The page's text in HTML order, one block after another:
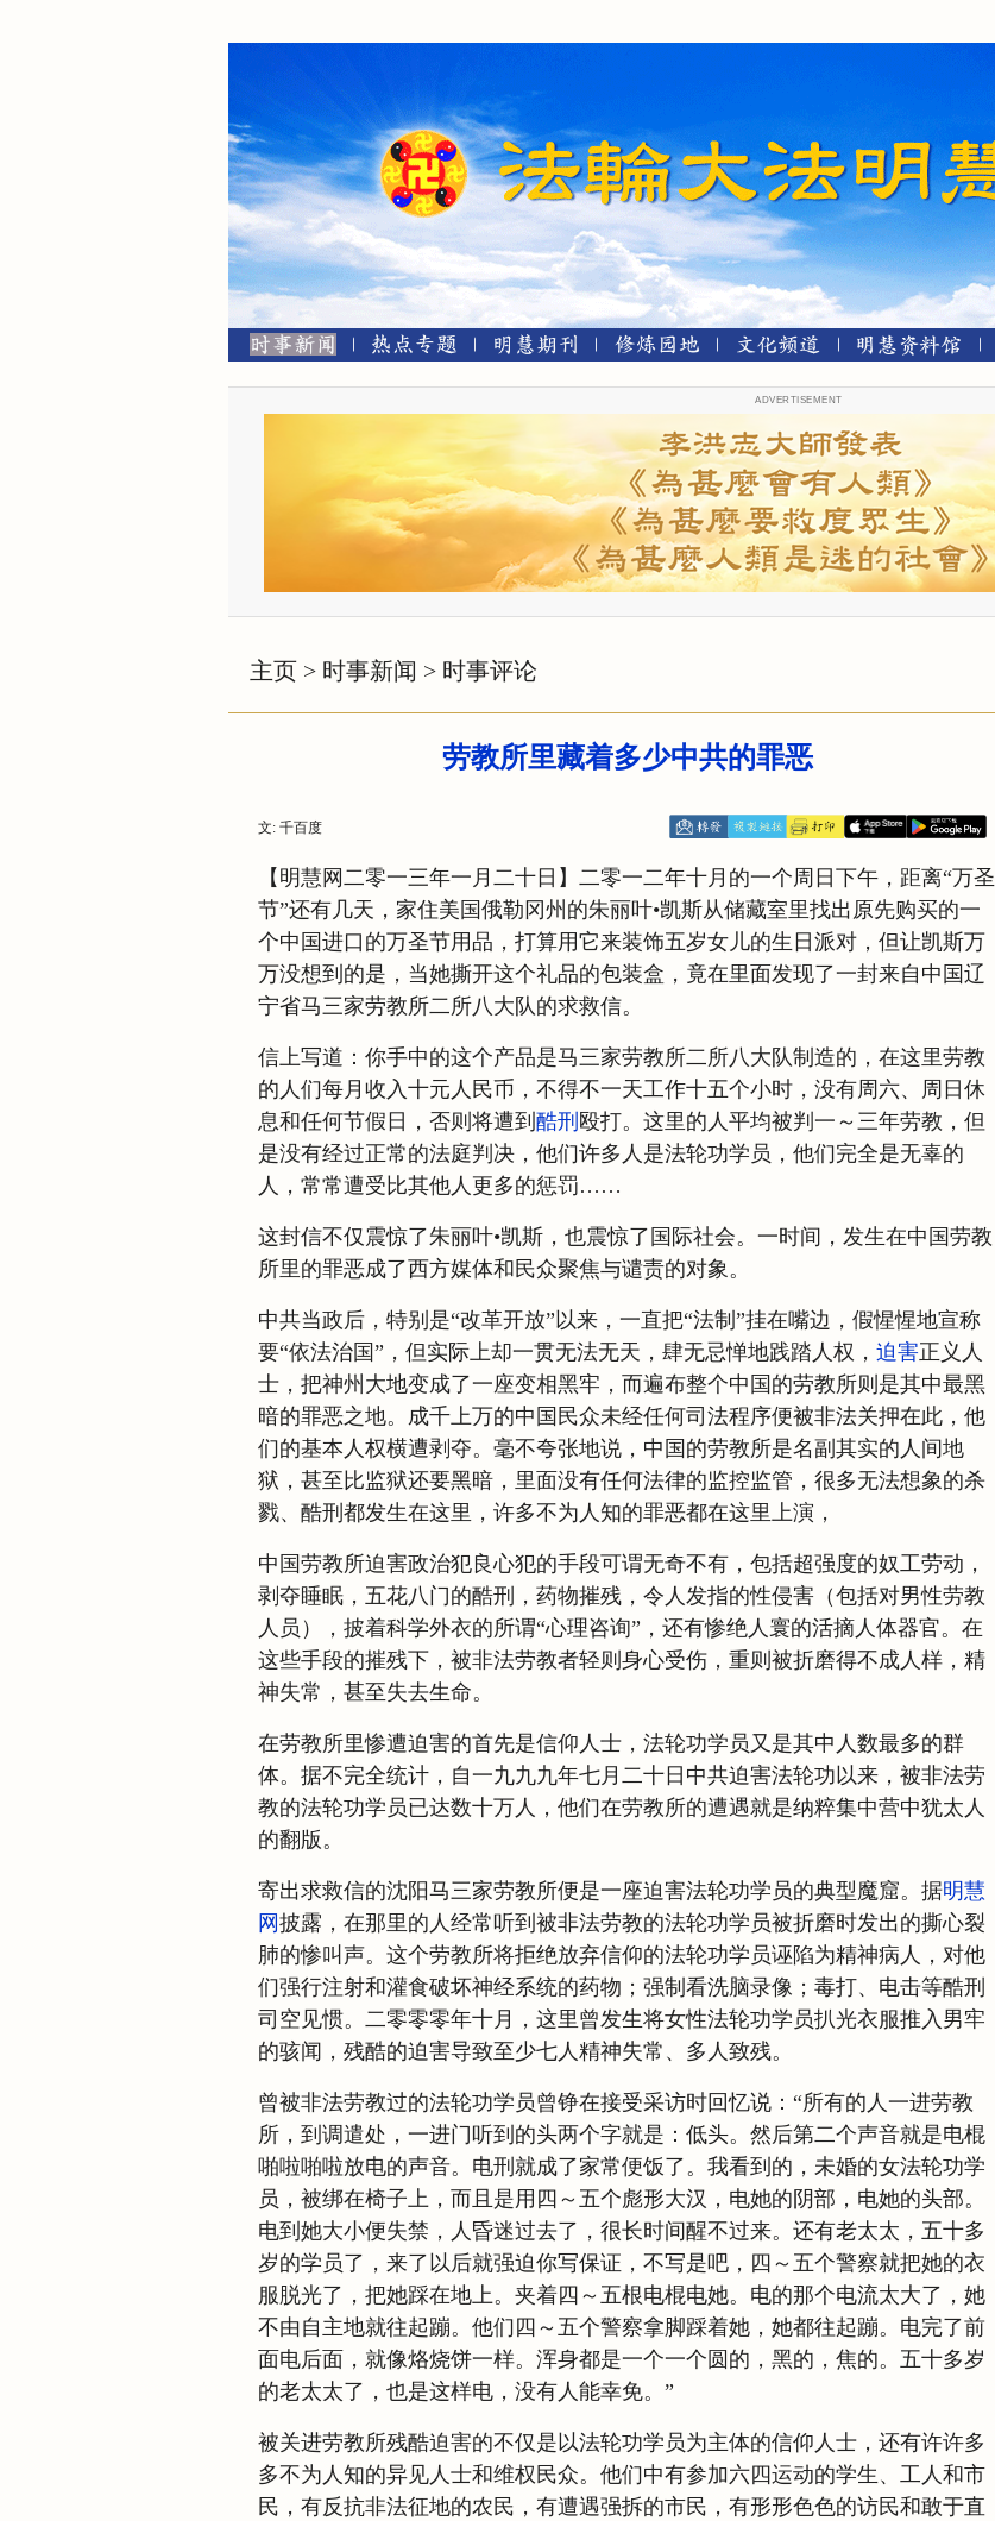
ADVERTISEMENT
主页 > 时事新闻 > 时事评论
劳教所里藏着多少中共的罪恶
文: 千百度
【明慧网二零一三年一月二十日】二零一二年十月的一个周日下午，距离“万圣
节”还有几天，家住美国俄勒冈州的朱丽叶•凯斯从储藏室里找出原先购买的一
个中国进口的万圣节用品，打算用它来装饰五岁女儿的生日派对，但让凯斯万
万没想到的是，当她撕开这个礼品的包装盒，竟在里面发现了一封来自中国辽
宁省马三家劳教所二所八大队的求救信。
信上写道：你手中的这个产品是马三家劳教所二所八大队制造的，在这里劳教
的人们每月收入十元人民币，不得不一天工作十五个小时，没有周六、周日休
息和任何节假日，否则将遭到 酷刑 殴打。这里的人平均被判一～三年劳教，但
是没有经过正常的法庭判决，他们许多人是法轮功学员，他们完全是无辜的
人，常常遭受比其他人更多的惩罚……
这封信不仅震惊了朱丽叶•凯斯，也震惊了国际社会。一时间，发生在中国劳教
所里的罪恶成了西方媒体和民众聚焦与谴责的对象。
中共当政后，特别是“改革开放”以来，一直把“法制”挂在嘴边，假惺惺地宣称
要“依法治国”，但实际上却一贯无法无天，肆无忌惮地践踏人权， 迫害正义人
士，把神州大地变成了一座变相黑牢，而遍布整个中国的劳教所则是其中最黑
暗的罪恶之地。成千上万的中国民众未经任何司法程序便被非法关押在此，他
们的基本人权横遭剥夺。毫不夸张地说，中国的劳教所是名副其实的人间地
狱，甚至比监狱还要黑暗，里面没有任何法律的监控监管，很多无法想象的杀
戮、酷刑都发生在这里，许多不为人知的罪恶都在这里上演，
中国劳教所迫害政治犯良心犯的手段可谓无奇不有，包括超强度的奴工劳动，
剥夺睡眠，五花八门的酷刑，药物摧残，令人发指的性侵害（包括对男性劳教
人员），披着科学外衣的所谓“心理咨询”，还有惨绝人寰的活摘人体器官。在
这些手段的摧残下，被非法劳教者轻则身心受伤，重则被折磨得不成人样，精
神失常，甚至失去生命。
在劳教所里惨遭迫害的首先是信仰人士，法轮功学员又是其中人数最多的群
体。据不完全统计，自一九九九年七月二十日中共迫害法轮功以来，被非法劳
教的法轮功学员已达数十万人，他们在劳教所的遭遇就是纳粹集中营中犹太人
的翻版。
寄出求救信的沈阳马三家劳教所便是一座迫害法轮功学员的典型魔窟。据明慧
网 披露，在那里的人经常听到被非法劳教的法轮功学员被折磨时发出的撕心裂
肺的惨叫声。这个劳教所将拒绝放弃信仰的法轮功学员诬陷为精神病人，对他
们强行注射和灌食破坏神经系统的药物；强制看洗脑录像；毒打、电击等酷刑
司空见惯。二零零零年十月，这里曾发生将女性法轮功学员扒光衣服推入男牢
的骇闻，残酷的迫害导致至少七人精神失常、多人致残。
曾被非法劳教过的法轮功学员曾铮在接受采访时回忆说：“所有的人一进劳教
所，到调遣处，一进门听到的头两个字就是：低头。然后第二个声音就是电棍
啪啦啪啦放电的声音。电刑就成了家常便饭了。我看到的，未婚的女法轮功学
员，被绑在椅子上，而且是用四～五个彪形大汉，电她的阴部，电她的头部。
电到她大小便失禁，人昏迷过去了，很长时间醒不过来。还有老太太，五十多
岁的学员了，来了以后就强迫你写保证，不写是吧，四～五个警察就把她的衣
服脱光了，把她踩在地上。夹着四～五根电棍电她。电的那个电流太大了，她
不由自主地就往起蹦。他们四～五个警察拿脚踩着她，她都往起蹦。电完了前
面电后面，就像烙烧饼一样。浑身都是一个一个圆的，黑的，焦的。五十多岁
的老太太了，也是这样电，没有人能幸免。”
被关进劳教所残酷迫害的不仅是以法轮功学员为主体的信仰人士，还有许许多
多不为人知的异见人士和维权民众。他们中有参加六四运动的学生、工人和市
民，有反抗非法征地的农民，有遭遇强拆的市民，有形形色色的访民和敢于直